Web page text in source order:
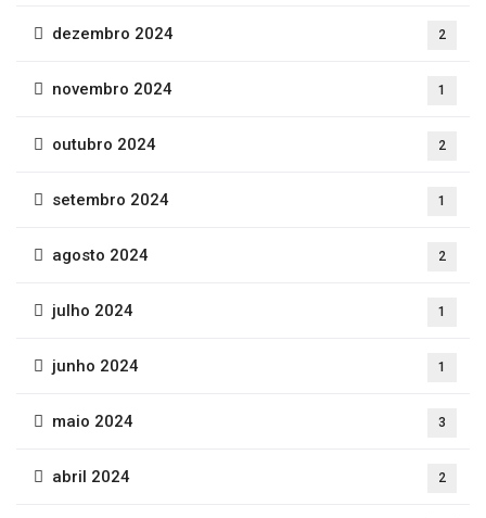
dezembro 2024 2
novembro 2024 1
outubro 2024 2
setembro 2024 1
agosto 2024 2
julho 2024 1
junho 2024 1
maio 2024 3
abril 2024 2